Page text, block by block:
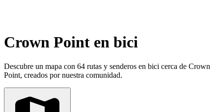
Crown Point en bici
Descubre un mapa con 64 rutas y senderos en bici cerca de Crown
Point, creados por nuestra comunidad.